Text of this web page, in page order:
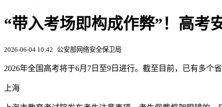
“带入考场即构成作弊”！高考
2026-06-04 10:42 公安部网络安全保卫局
2026年全国高考将于6月7日至9日进行。截至目前，已有多
上海